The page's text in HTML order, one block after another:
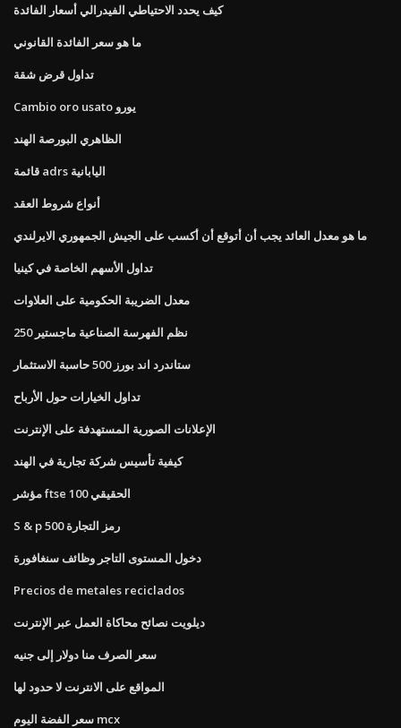
كيف يحدد الاحتياطي الفيدرالي أسعار الفائدة
ما هو سعر الفائدة القانوني
تداول قرض شقة
Cambio oro usato يورو
الظاهري البورصة الهند
قائمة adrs اليابانية
أنواع شروط العقد
ما هو معدل العائد يجب أن أتوقع أن أكسب على الجيش الجمهوري الايرلندي
تداول الأسهم الخاصة في كينيا
معدل الضريبة الحكومية على العلاوات
نظم الفهرسة الصناعية ماجستير 250
ستاندرد اند بورز 500 حاسبة الاستثمار
تداول الخيارات حول الأرباح
الإعلانات الصورية المستهدفة على الإنترنت
كيفية تأسيس شركة تجارية في الهند
مؤشر ftse 100 الحقيقي
S & p 500 رمز التجارة
دخول المستوى التاجر وظائف سنغافورة
Precios de metales reciclados
ديلويت نصائح محاكاة العمل عبر الإنترنت
سعر الصرف منا دولار إلى جنيه
المواقع على الانترنت لا حدود لها
سعر الفضة اليوم mcx